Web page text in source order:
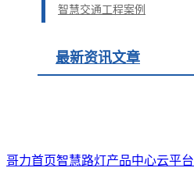
智慧交通工程案例
最新资讯文章
哥力首页智慧路灯产品中心云平台